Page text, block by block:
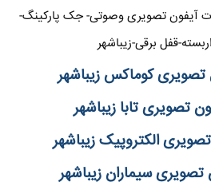
آیفون تصویری وصوتی- جک پارکینگ-
قفل برقی-زیباشهر
تصویری کوماکس زیباشهر
تصویری تابا زیباشهر
الکتروپیک زیباشهر
تصویری سیماران زیباشهر